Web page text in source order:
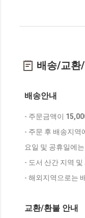
배송/교환
배송안내
- 주문금액이
- 주문 후 배송지역
요일 및 공휴일에
- 도서 산간 지역
- 해외지역으로는
교환/환불 안내